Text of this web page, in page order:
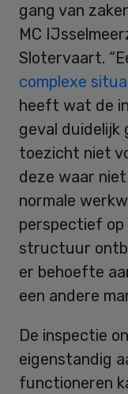
gang van
MC
Slotervaart.
complexe
heeft wat de
geval duidelijk
toezicht niet
deze waar
normale
perspectief
structuur
er behoefte
een andere
De inspectie
eigenstandig
functioneren